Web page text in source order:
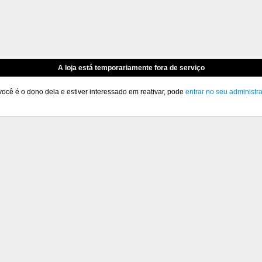
A loja está temporariamente fora de serviço
é o dono dela e estiver interessado em reativar, pode entrar no seu